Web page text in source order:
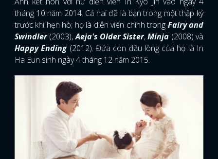
tháng 10 năm 2014. Cả hai đã là bạn trong một thập kỷ
trước khi hẹn hò; họ là diễn viên chính trong Fairy and
Swindler(2003),Aeja's Older Sister,Minja (2008) và
Happy Ending(2012). Đứa con đầu lòng của họ là In
Ha Eun sinh ngày 4 tháng 12 năm 2015.